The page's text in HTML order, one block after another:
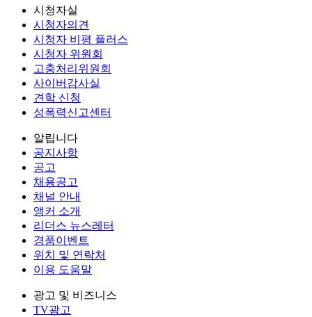
시청자실
시청자의견
시청자 비평 플러스
시청자 위원회
고충처리위원회
사이버감사실
견학 신청
성폭력신고센터
알립니다
공지사항
공고
채용공고
채널 안내
앵커 소개
리더스 뉴스레터
경품이벤트
위치 및 연락처
이용 도움말
광고 및 비즈니스
TV광고